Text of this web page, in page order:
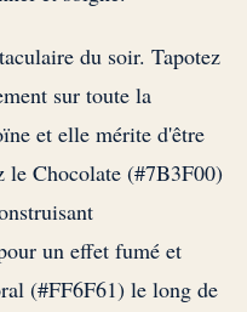
du soir. Tapotez
sur toute la
et elle mérite d'être
le Chocolate (#7B3F00)
un effet fumé et
(#FF6F61) le long de